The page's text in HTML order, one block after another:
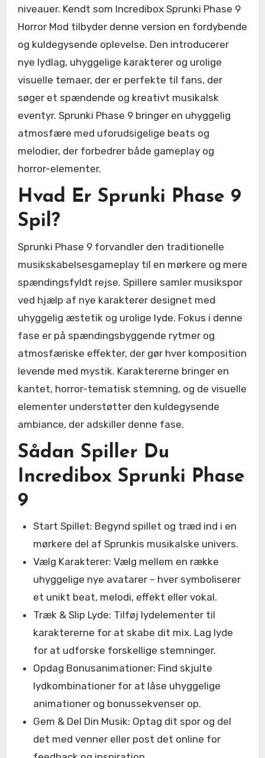
niveauer. Kendt som Incredibox Sprunki Phase 9
Horror Mod tilbyder denne version en fordybende
og kuldegysende oplevelse. Den introducerer
nye lydlag, uhyggelige karakterer og urolige
visuelle temaer, der er perfekte til fans, der
søger et spændende og kreativt musikalsk
eventyr. Sprunki Phase 9 bringer en uhyggelig
atmosfære med uforudsigelige beats og
melodier, der forbedrer både gameplay og
horror-elementer.
Hvad Er Sprunki Phase 9
Spil?
Sprunki Phase 9 forvandler den traditionelle
musikskabelsesgameplay til en mørkere og mere
spændingsfyldt rejse. Spillere samler musikspor
ved hjælp af nye karakterer designet med
uhyggelig æstetik og urolige lyde. Fokus i denne
fase er på spændingsbyggende rytmer og
atmosfæriske effekter, der gør hver komposition
levende med mystik. Karaktererne bringer en
kantet, horror-tematisk stemning, og de visuelle
elementer understøtter den kuldegysende
ambiance, der adskiller denne fase.
Sådan Spiller Du
Incredibox Sprunki Phase
9
Start Spillet: Begynd spillet og træd ind i en
mørkere del af Sprunkis musikalske univers.
Vælg Karakterer: Vælg mellem en række
uhyggelige nye avatarer – hver symboliserer
et unikt beat, melodi, effekt eller vokal.
Træk & Slip Lyde: Tilføj lydelementer til
karaktererne for at skabe dit mix. Lag lyde
for at udforske forskellige stemninger.
Opdag Bonusanimationer: Find skjulte
lydkombinationer for at låse uhyggelige
animationer og bonussekvenser op.
Gem & Del Din Musik: Optag dit spor og del
det med venner eller post det online for